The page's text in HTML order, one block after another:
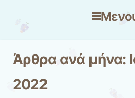
Μετάβαση στο περιεχόμενο
Άρθρα ανά μήνα:
2022